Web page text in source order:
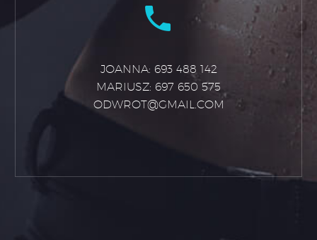


JOANNA: 693 488 142
MARIUSZ: 697 650 575
ODWROT@GMAIL.COM